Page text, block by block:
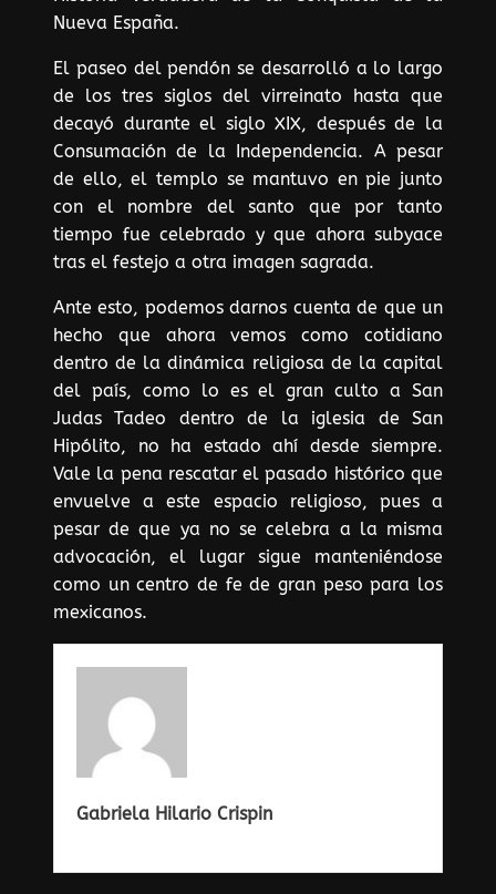
Nueva España.
El paseo del pendón se desarrolló a lo largo
de los tres siglos del virreinato hasta que
decayó durante el siglo XIX, después de la
Consumación de la Independencia. A pesar
de ello, el templo se mantuvo en pie junto
con el nombre del santo que por tanto
tiempo fue celebrado y que ahora subyace
tras el festejo a otra imagen sagrada.
Ante esto, podemos darnos cuenta de que un
hecho que ahora vemos como cotidiano
dentro de la dinámica religiosa de la capital
del país, como lo es el gran culto a San
Judas Tadeo dentro de la iglesia de San
Hipólito, no ha estado ahí desde siempre.
Vale la pena rescatar el pasado histórico que
envuelve a este espacio religioso, pues a
pesar de que ya no se celebra a la misma
advocación, el lugar sigue manteniéndose
como un centro de fe de gran peso para los
mexicanos.
Gabriela Hilario Crispin